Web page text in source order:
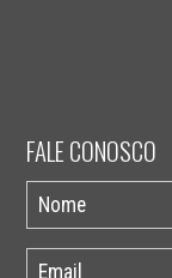
FALE CONOSCO